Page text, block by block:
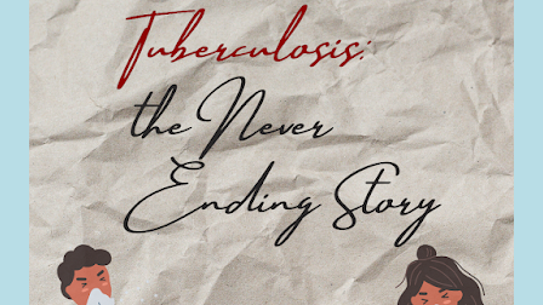
Kesehatan Anak